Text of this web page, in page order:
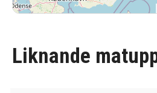
Liknande